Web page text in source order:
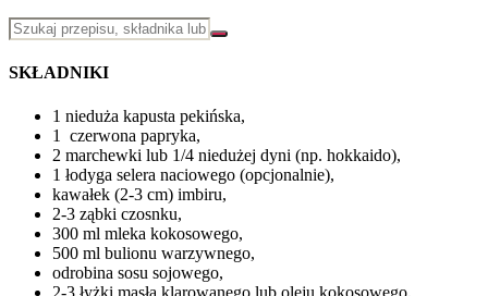
SKŁADNIKI
1 nieduża kapusta pekińska,
1 czerwona papryka,
2 marchewki lub 1/4 niedużej dyni (np. hokkaido),
1 łodyga selera naciowego (opcjonalnie),
kawałek (2-3 cm) imbiru,
2-3 ząbki czosnku,
300 ml mleka kokosowego,
500 ml bulionu warzywnego,
odrobina sosu sojowego,
2-3 łyżki masła klarowanego lub oleju kokosowego,